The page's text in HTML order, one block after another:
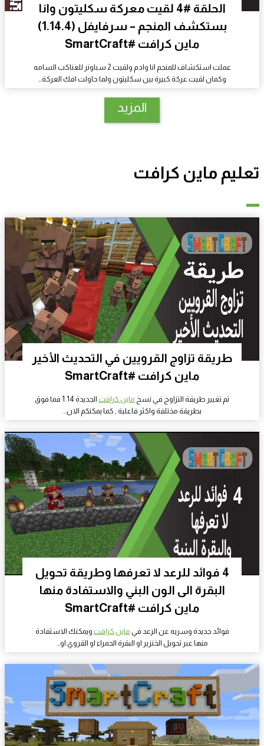
الحلقة #4 لقيت معركة سكليتون وانا
بستكشف المنجم – سرفايفل (1.14.4)
ماين كرافت #SmartCraft
عملت استكشاف للمنجم انا وادم ولقيت 2 سباونر للعناكب السامه
وكمان لقيت عركة كبيرة بين سكليتون ولما حاولت افك العركة…
المزيد
تعليم ماين كرافت
طريقة تزاوج القرويين في التحديث الأخير
ماين كرافت #SmartCraft
تم تغيير طريقة التزاوج في نسخ ماين كرافت
الجديدة 1.14 فما فوق
بطريقة مختلفة واكثر فاعلية , كما يمكنكم الان…
4 فوائد للرعد لا تعرفها وطريقة تحويل
البقرة الى الون البني والاستفادة منها
ماين كرافت #SmartCraft
فوائد جديدة وسريه عن الرعد في ماين كرافت ويمكنك الاستفادة
منها عبر تحويل الخنزير او البقرة الحمراء او القروي او…